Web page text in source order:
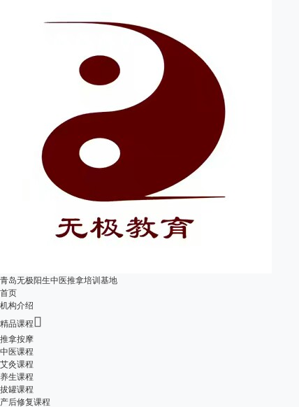
青岛无极阳生中医推拿培训基地
首页
机构介绍
精品课程
推拿按摩
中医课程
艾灸课程
养生课程
拔罐课程
产后修复课程